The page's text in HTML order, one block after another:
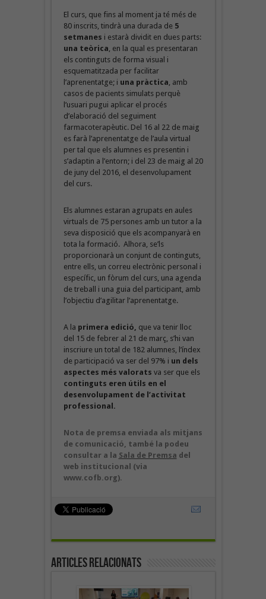
El curs, que fins al moment ja té més de
80 inscrits, tindrà una durada de 5
setmanes i estarà dividit en dues parts:
una teòrica , en la qual es presentaran
els continguts de forma visual i
esquematitzada per facilitar
l’aprenentatge; i una pràctica , amb
casos de pacients simulats perquè
l’usuari pugui aplicar el procés
d’elaboració del seguiment
farmacoterapèutic. Del 16 al 22 de maig
es farà l’aprenentatge de l’aula virtual
per tal que els alumnes es presentin i
s’adaptin a l’entorn; i del 23 de maig al 20
de juny del 2016, el desenvolupament
del curs.
Els alumnes estaran agrupats en aules
virtuals de 75 persones amb un tutor a la
seva disposició que els acompanyarà en
tota la formació. Alhora, se’ls
proporcionarà un conjunt de continguts,
entre ells, un correu electrònic personal i
específic, un fòrum del curs, una agenda
de treball i una guia del participant, amb
l’objectiu d’agilitar l’aprenentatge.
A la primera edició, que va tenir lloc
del 15 de febrer al 21 de març, s’hi van
inscriure un total de 182 alumnes, l’índex
de participació va ser del 97% i un dels
aspectes més valorats va ser que els
continguts eren útils en el
desenvolupament de l’activitat
professional.
Nota de premsa enviada als mitjans
de comunicació, també la podeu
consultar a la Sala de Premsa del
web institucional (via
www.cofb.org).
Articles Relacionats